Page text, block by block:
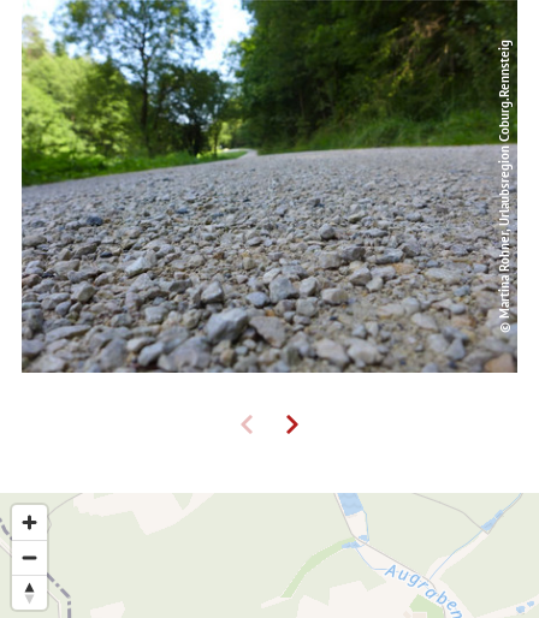
© Martina Rohner, Urlaubsregion Coburg.Rennsteig